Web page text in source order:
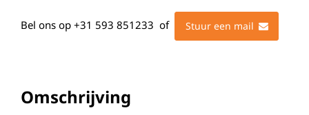
Bel ons op +31 593 851233 of Stuur een mail
Omschrijving